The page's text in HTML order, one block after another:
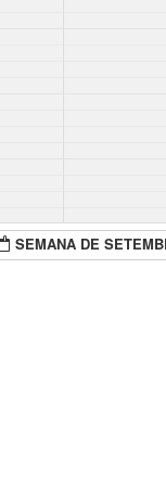
SEMANA DE